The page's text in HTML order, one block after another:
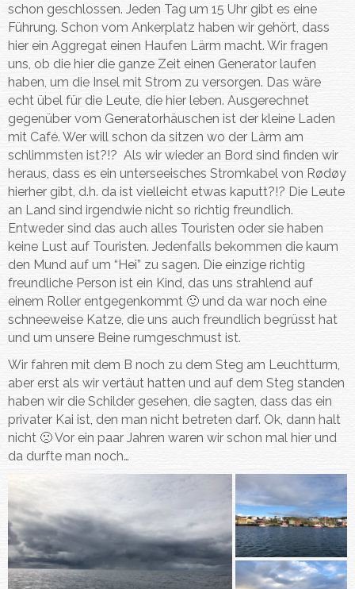
schon geschlossen. Jeden Tag um 15 Uhr gibt es eine
Führung. Schon vom Ankerplatz haben wir gehört, dass
hier ein Aggregat einen Haufen Lärm macht. Wir fragen
uns, ob die hier die ganze Zeit einen Generator laufen
haben, um die Insel mit Strom zu versorgen. Das wäre
echt übel für die Leute, die hier leben. Ausgerechnet
gegenüber vom Generatorhäuschen ist der kleine Laden
mit Café. Wer will schon da sitzen wo der Lärm am
schlimmsten ist?!? Als wir wieder an Bord sind finden wir
heraus, dass es ein unterseeisches Stromkabel von Rødøy
hierher gibt, d.h. da ist vielleicht etwas kaputt?!? Die Leute
an Land sind irgendwie nicht so richtig freundlich.
Entweder sind das auch alles Touristen oder sie haben
keine Lust auf Touristen. Jedenfalls bekommen die kaum
den Mund auf um “Hei” zu sagen. Die einzige richtig
freundliche Person ist ein Kind, das uns strahlend auf
einem Roller entgegenkommt 🙂 und da war noch eine
schneeweise Katze, die uns auch freundlich begrüsst hat
und um unsere Beine rumgeschmust ist.
Wir fahren mit dem B noch zu dem Steg am Leuchtturm,
aber erst als wir vertäut hatten und auf dem Steg standen
haben wir die Schilder gesehen, die sagten, dass das ein
privater Kai ist, den man nicht betreten darf. Ok, dann halt
nicht 🙁 Vor ein paar Jahren waren wir schon mal hier und
da durfte man noch…